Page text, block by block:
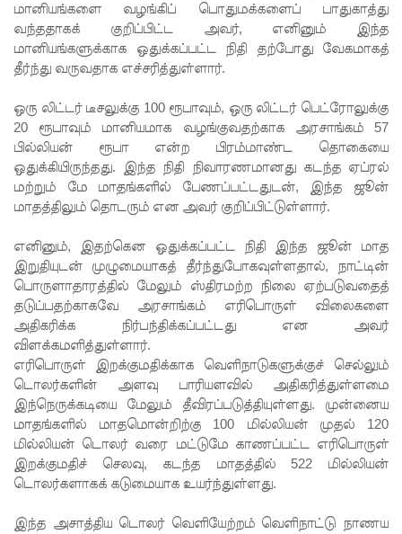
இலங்கை
கடவுச்சீட்
நிராகரிப்பு
- முஜீப்
எம்.பி.
தெற்கு
நெடுஞ்சா
லையின்
கெலனிக
ம
பகுதியில்
கடும்
போக்குவ
ரத்து!
மானியங்களை வழங்கிப் பொதுமக்களைப் பாதுகாத்து
வந்ததாகக் குறிப்பிட்ட அவர், எனினும் இந்த
மானியங்களுக்காக ஒதுக்கப்பட்ட நிதி தற்போது வேகமாகத்
தீர்ந்து வருவதாக எச்சரித்துள்ளார்.
ஒரு லிட்டர் டீசலுக்கு 100 ரூபாவும், ஒரு லிட்டர் பெட்ரோலுக்கு
20 ரூபாவும் மானியமாக வழங்குவதற்காக அரசாங்கம் 57
பில்லியன் ரூபா என்ற பிரம்மாண்ட தொகையை
ஒதுக்கியிருந்தது. இந்த நிதி நிவாரணமானது கடந்த ஏப்ரல்
மற்றும் மே மாதங்களில் பேணப்பட்டதுடன், இந்த ஜூன்
மாதத்திலும் தொடரும் என அவர் குறிப்பிட்டுள்ளார்.
எனினும், இதற்கென ஒதுக்கப்பட்ட நிதி இந்த ஜூன் மாத
இறுதியுடன் முழுமையாகத் தீர்ந்துபோகவுள்ளதால், நாட்டின்
பொருளாதாரத்தில் மேலும் ஸ்திரமற்ற நிலை ஏற்படுவதைத்
தடுப்பதற்காகவே அரசாங்கம் எரிபொருள் விலைகளை
அதிகரிக்க நிர்பந்திக்கப்பட்டது என அவர்
விளக்கமளித்துள்ளார்.
எரிபொருள் இறக்குமதிக்காக வெளிநாடுகளுக்குச் செல்லும்
டொலர்களின் அளவு பாரியளவில் அதிகரித்துள்ளமை
இந்நெருக்கடியை மேலும் தீவிரப்படுத்தியுள்ளது. முன்னைய
மாதங்களில் மாதமொன்றிற்கு 100 மில்லியன் முதல் 120
மில்லியன் டொலர் வரை மட்டுமே காணப்பட்ட எரிபொருள்
இறக்குமதிச் செலவு, கடந்த மாதத்தில் 522 மில்லியன்
டொலர்களாகக் கடுமையாக உயர்ந்துள்ளது.
இந்த அசாத்திய டொலர் வெளியேற்றம் வெளிநாட்டு நாணய